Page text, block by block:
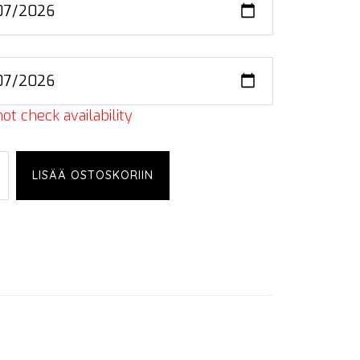
check availability
LISÄÄ OSTOSKORIIN